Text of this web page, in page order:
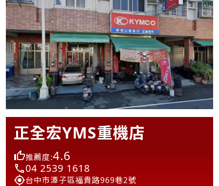
正全宏YMS重機店
推薦度:4.6
04 2539 1618
台中市潭子區福貴路969巷2號